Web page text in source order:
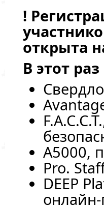
!
открыта
В этот
A5000,
Pro.
DEEP